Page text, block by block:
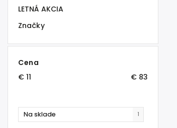
LETNÁ AKCIA
Značky
Cena
€ 11 € 83
Na sklade 1